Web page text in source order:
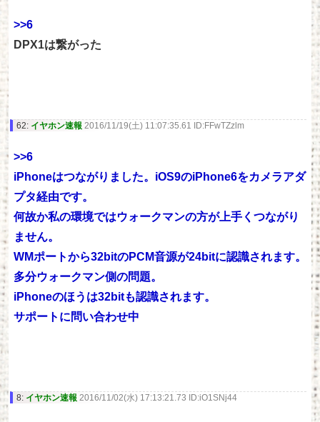
>>6
DPX1は繋がった
62: イヤホン速報 2016/11/19(土) 11:07:35.61 ID:FFwTZzlm
>>6
iPhoneはつながりました。iOS9のiPhone6をカメラアダ
プタ経由です。
何故か私の環境ではウォークマンの方が上手くつながり
ません。
WMポートから32bitのPCM音源が24bitに認識されます。
多分ウォークマン側の問題。
iPhoneのほうは32bitも認識されます。
サポートに問い合わせ中
8: イヤホン速報 2016/11/02(水) 17:13:21.73 ID:iO1SNj44